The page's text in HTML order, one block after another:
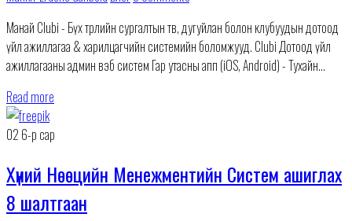
Манай Clubi - Бүх төрлийн сургалтын төв, дугуйлан болон клубуудын дотоод
үйл ажиллагаа & харилцагчийн системийн боломжууд. Clubi Дотоод үйл
ажиллагааны админ вэб систем Гар утасны апп (iOS, Android) - Тухайн
Read more
02 6-р сар
Хүний Нөөцийн Менежментийн Систем ашиглах
8 шалтгаан